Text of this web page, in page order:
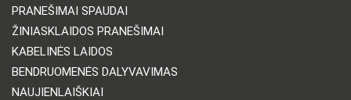
PRANEŠIMAI SPAUDAI
ŽINIASKLAIDOS PRANEŠIMAI
KABELINĖS LAIDOS
BENDRUOMENĖS DALYVAVIMAS
NAUJIENLAIŠKIAI